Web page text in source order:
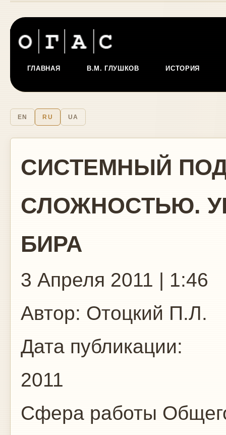
ГЛАВНАЯ В.М. ГЛУШКОВ ИСТОРИЯ
EN RU UA
СИСТЕМНЫЙ
СЛОЖНОСТЬЮ.
БИРА
3 Апреля 2011 | 1:46
Автор: Отоцкий П.Л.
Дата публикации:
2011
Сфера работы